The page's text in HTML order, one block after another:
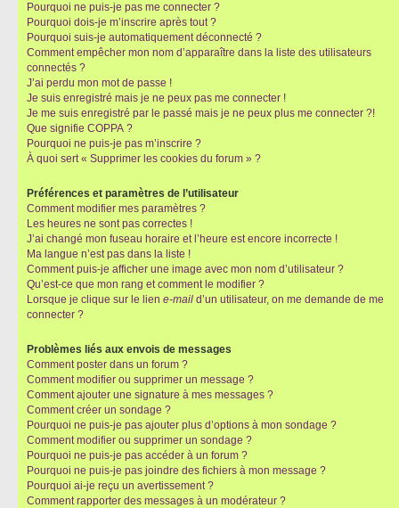
Pourquoi ne puis-je pas me connecter ?
Pourquoi dois-je m’inscrire après tout ?
Pourquoi suis-je automatiquement déconnecté ?
Comment empêcher mon nom d’apparaître dans la liste des utilisateurs
connectés ?
J’ai perdu mon mot de passe !
Je suis enregistré mais je ne peux pas me connecter !
Je me suis enregistré par le passé mais je ne peux plus me connecter ?!
Que signifie COPPA ?
Pourquoi ne puis-je pas m’inscrire ?
À quoi sert « Supprimer les cookies du forum » ?
Préférences et paramètres de l’utilisateur
Comment modifier mes paramètres ?
Les heures ne sont pas correctes !
J’ai changé mon fuseau horaire et l’heure est encore incorrecte !
Ma langue n’est pas dans la liste !
Comment puis-je afficher une image avec mon nom d’utilisateur ?
Qu’est-ce que mon rang et comment le modifier ?
Lorsque je clique sur le lien e-mail d’un utilisateur, on me demande de me
connecter ?
Problèmes liés aux envois de messages
Comment poster dans un forum ?
Comment modifier ou supprimer un message ?
Comment ajouter une signature à mes messages ?
Comment créer un sondage ?
Pourquoi ne puis-je pas ajouter plus d’options à mon sondage ?
Comment modifier ou supprimer un sondage ?
Pourquoi ne puis-je pas accéder à un forum ?
Pourquoi ne puis-je pas joindre des fichiers à mon message ?
Pourquoi ai-je reçu un avertissement ?
Comment rapporter des messages à un modérateur ?